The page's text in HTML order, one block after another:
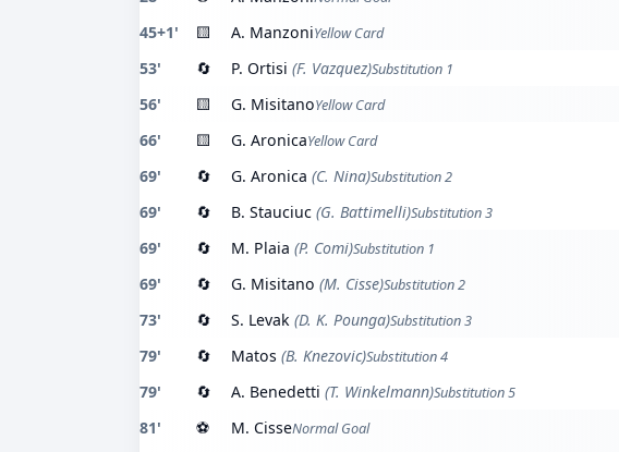
45+1' 🟨 A. ManzoniYellow Card
53' 🔄 P. Ortisi (F. Vazquez)Substitution 1
56' 🟨 G. MisitanoYellow Card
66' 🟨 G. AronicaYellow Card
69' 🔄 G. Aronica (C. Nina)Substitution 2
69' 🔄 B. Stauciuc (G. Battimelli)Substitution 3
69' 🔄 M. Plaia (P. Comi)Substitution 1
69' 🔄 G. Misitano (M. Cisse)Substitution 2
73' 🔄 S. Levak (D. K. Pounga)Substitution 3
79' 🔄 Matos (B. Knezovic)Substitution 4
79' 🔄 A. Benedetti (T. Winkelmann)Substitution 5
81' ⚽ M. CisseNormal Goal